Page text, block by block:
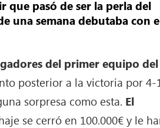
que pasó de ser la perla del
una semana debutaba con
del primer equipo del
posterior a la victoria por 4-1
sorpresa como esta. El
se cerró en 100.000€ y le